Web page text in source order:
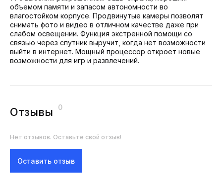
объемом памяти и запасом автономности во
влагостойком корпусе. Продвинутые камеры позволят
снимать фото и видео в отличном качестве даже при
слабом освещении. Функция экстренной помощи со
связью через спутник выручит, когда нет возможности
выйти в интернет. Мощный процессор откроет новые
возможности для игр и развлечений.
Отзывы 0
Нет отзывов. Оставьте свой отзыв!
Оставить отзыв